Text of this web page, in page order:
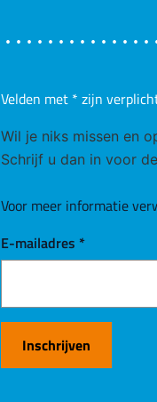
Velden met * zijn
Wil je niks missen en
Schrijf u dan in voor
Voor meer informatie
E-mailadres *
Inschrijven